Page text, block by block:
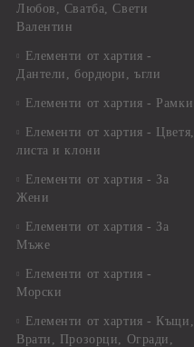
Любов, Сватба, Свети
Валентин
Елементи от хартия -
Дантели, бордюри, ъгли
Елементи от хартия - Рамки
Елементи от хартия - Цветя,
листа и клони
Елементи от хартия - За
Жени
Елементи от хартия - За
Мъже
Елементи от хартия -
Морски
Елементи от хартия - Къщи,
Врати, Прозорци, Огради,